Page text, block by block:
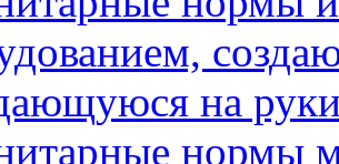
на
нормы